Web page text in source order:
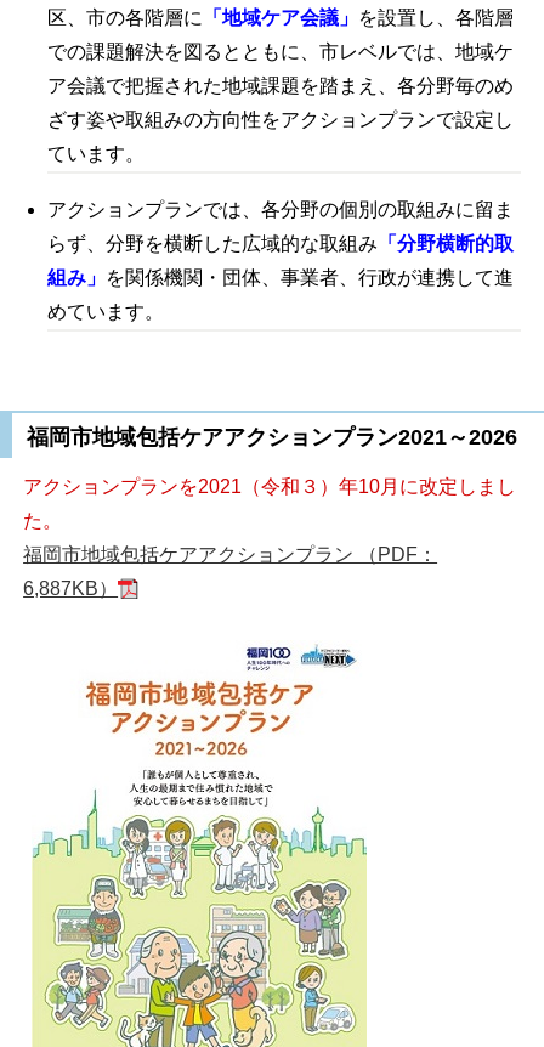
区、市の各階層に
「地域ケア会議」
を設置し、各階層
での課題解決を図るとともに、市レベルでは、地域ケ
ア会議で把握された地域課題を踏まえ、各分野毎のめ
ざす姿や取組みの方向性をアクションプランで設定し
ています。
アクションプランでは、各分野の個別の取組みに留ま
らず、分野を横断した広域的な取組み 「分野横断的取
組み」
を関係機関・団体、事業者、行政が連携して進
めています。
福岡市地域包括ケアアクションプラン2021～2026
アクションプランを2021（令和３）年10月に改定しまし
た。
福岡市地域包括ケアアクションプラン （PDF：
6,887KB）